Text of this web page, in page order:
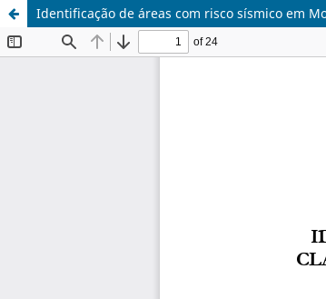
Identificação de áreas com risco sísmico em